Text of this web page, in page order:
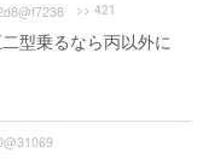
>> 421
型乗るなら丙以外に